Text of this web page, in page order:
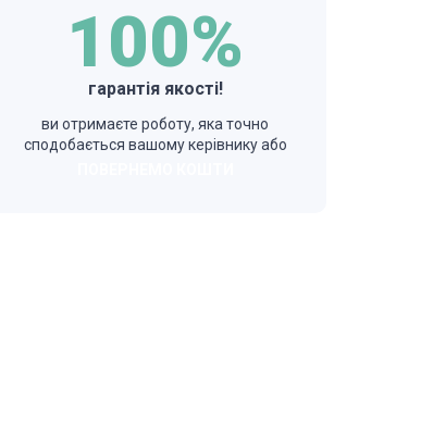
100%
гарантія якості!
ви отримаєте роботу, яка точно
сподобається вашому керівнику або